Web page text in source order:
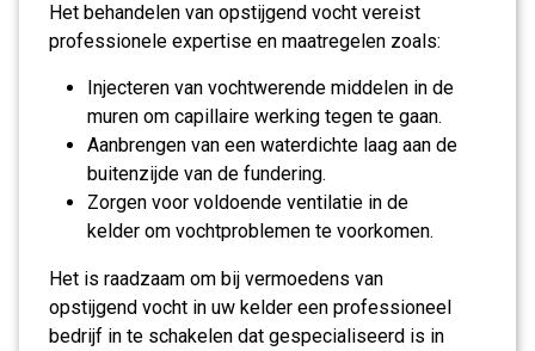
Het behandelen van opstijgend vocht vereist
professionele expertise en maatregelen zoals:
Injecteren van vochtwerende middelen in de
muren om capillaire werking tegen te gaan.
Aanbrengen van een waterdichte laag aan de
buitenzijde van de fundering.
Zorgen voor voldoende ventilatie in de
kelder om vochtproblemen te voorkomen.
Het is raadzaam om bij vermoedens van
opstijgend vocht in uw kelder een professioneel
bedrijf in te schakelen dat gespecialiseerd is in